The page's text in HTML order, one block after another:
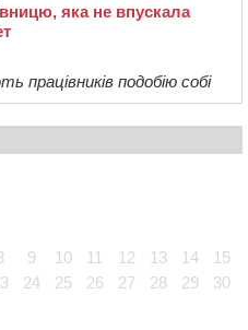
яка не впускала
працівників подобію собі
9 10 11 12 13 14
15
24 25 26 27 28 29
30